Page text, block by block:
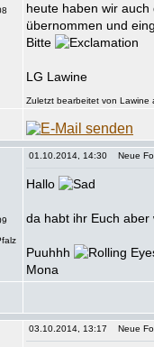
heute haben wir
übernommen und
Bitte
LG Lawine
Zuletzt bearbeitet von
01.10.2014, 14:30 Neue
Hallo
da habt ihr Euch
Puuhhh
Mona
03.10.2014, 13:17 Neue